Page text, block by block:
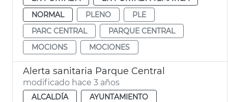
NORMAL
PLENO
PLE
PARC CENTRAL
PARQUE CENTRAL
MOCIONS
MOCIONES
Alerta sanitaria Parque Central
modificado hace 3 años
ALCALDÍA
AYUNTAMIENTO